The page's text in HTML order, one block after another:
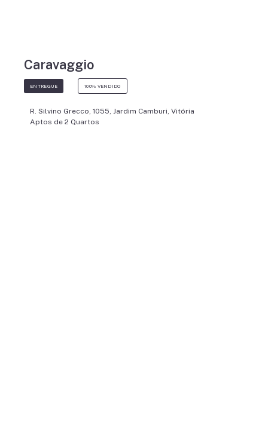
Caravaggio
ENTREGUE 100% VENDIDO
R. Silvino Grecco, 1055, Jardim Camburi, Vitória
Aptos de 2 Quartos